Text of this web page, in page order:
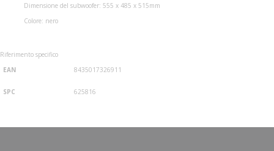
Dimensione del subwoofer: 555 x 485 x 515mm
Colore: nero
Riferimento specifico
EAN
8435017326911
SPC 625816